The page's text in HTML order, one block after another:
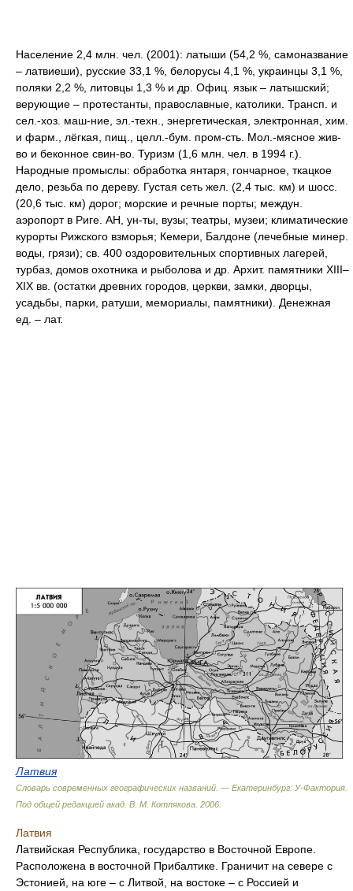
Население 2,4 млн. чел. (2001): латыши (54,2 %, самоназвание
– латвиеши), русские 33,1 %, белорусы 4,1 %, украинцы 3,1 %,
поляки 2,2 %, литовцы 1,3 % и др. Офиц. язык – латышский;
верующие – протестанты, православные, католики. Трансп. и
сел.-хоз. маш-ние, эл.-техн., энергетическая, электронная, хим.
и фарм., лёгкая, пищ., целл.-бум. пром-сть. Мол.-мясное жив-
во и беконное свин-во. Туризм (1,6 млн. чел. в 1994 г.).
Народные промыслы: обработка янтаря, гончарное, ткацкое
дело, резьба по дереву. Густая сеть жел. (2,4 тыс. км) и шосс.
(20,6 тыс. км) дорог; морские и речные порты; междун.
аэропорт в Риге. АН, ун-ты, вузы; театры, музеи; климатические
курорты Рижского взморья; Кемери, Балдоне (лечебные минер.
воды, грязи); св. 400 оздоровительных спортивных лагерей,
турбаз, домов охотника и рыболова и др. Архит. памятники XIII–
XIX вв. (остатки древних городов, церкви, замки, дворцы,
усадьбы, парки, ратуши, мемориалы, памятники). Денежная
ед. – лат.
Латвия
Словарь современных географических названий. — Екатеринбург: У-Фактория
Под общей редакцией акад. В. М. Котлякова 2006
Латвия
Латвийская Республика, государство в Восточной Европе.
Расположена в восточной Прибалтике. Граничит на севере с
Эстонией, на юге – с Литвой, на востоке – с Россией и